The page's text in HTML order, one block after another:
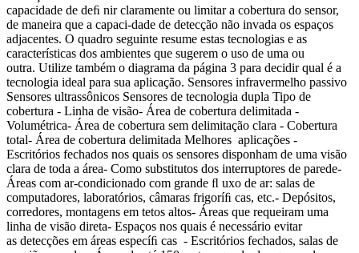
capacidade de deﬁ nir claramente ou limitar a cobertura do sensor,
de maneira que a capaci-dade de detecção não invada os espaços
adjacentes. O quadro seguinte resume estas tecnologias e as
características dos ambientes que sugerem o uso de uma ou
outra. Utilize também o diagrama da página 3 para decidir qual é a
tecnologia ideal para sua aplicação. Sensores infravermelho passivo
Sensores ultrassônicos Sensores de tecnologia dupla Tipo de
cobertura - Linha de visão- Área de cobertura delimitada -
Volumétrica- Área de cobertura sem delimitação clara - Cobertura
total- Área de cobertura delimitada Melhores aplicações -
Escritórios fechados nos quais os sensores disponham de uma visão
clara de toda a área- Como substitutos dos interruptores de parede-
Áreas com ar-condicionado com grande ﬂ uxo de ar: salas de
computadores, laboratórios, câmaras frigoríﬁ cas, etc.- Depósitos,
corredores, montagens em tetos altos- Áreas que requeiram uma
linha de visão direta- Espaços nos quais é necessário evitar
as detecções em áreas especíﬁ cas - Escritórios fechados, salas de